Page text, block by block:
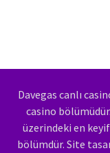
Davegas canlı
casino
üzerindeki en
bölümdür. Site